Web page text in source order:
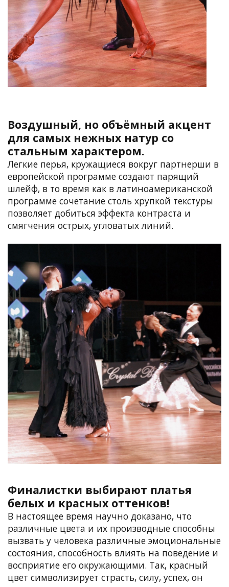
Воздушный, но объёмный акцент
для самых нежных натур со
стальным характером.
Легкие перья, кружащиеся вокруг партнерши в
европейской программе создают парящий
шлейф, в то время как в латиноамериканской
программе сочетание столь хрупкой текстуры
позволяет добиться эффекта контраста и
смягчения острых, угловатых линий.
Финалистки выбирают платья
белых и красных оттенков!
В настоящее время научно доказано, что
различные цвета и их производные способны
вызвать у человека различные эмоциональные
состояния, способность влиять на поведение и
восприятие его окружающими. Так, красный
цвет символизирует страсть, силу, успех, он